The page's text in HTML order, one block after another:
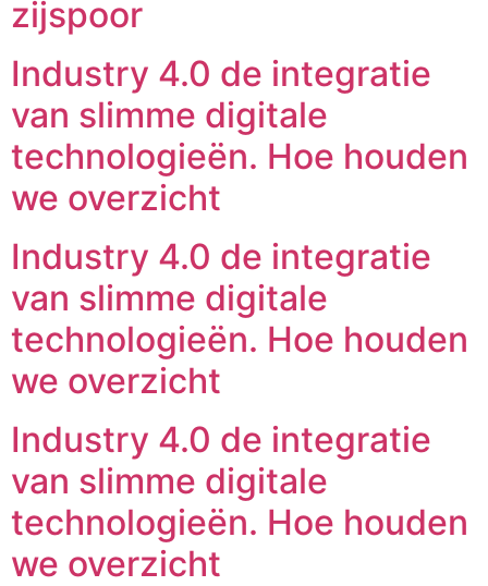
zijspoor
Industry 4.0 de integratie
van slimme digitale
technologieën. Hoe houden
we overzicht
Industry 4.0 de integratie
van slimme digitale
technologieën. Hoe houden
we overzicht
Industry 4.0 de integratie
van slimme digitale
technologieën. Hoe houden
we overzicht